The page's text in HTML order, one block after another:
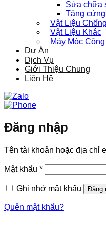
Sửa chữa
Tăng
Vật Liệu
Vật Liệu Khác
Máy Móc
Dự Án
Dịch Vụ
Giới Thiệu Chung
Liên Hệ
Đăng nhập
Tên tài khoản hoặc địa chỉ
Mật khẩu *Bắt
buộc
Ghi nhớ mật khẩu
Đăng
Quên mật khẩu?